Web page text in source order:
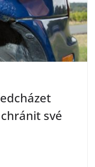
své